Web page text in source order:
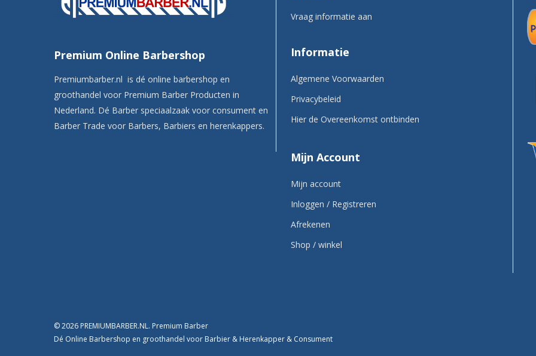
Premium Online Barbershop
Premiumbarber.nl is dé online barbershop en
groothandel voor Premium Barber Producten in
Nederland. Dé Barber speciaalzaak voor consument en
Barber Trade voor Barbers, Barbiers en herenkappers.
Vraag informatie aan
Informatie
Algemene Voorwaarden
Privacybeleid
Hier de Overeenkomst ontbinden
Mijn Account
Mijn account
Inloggen / Registreren
Afrekenen
Shop / winkel
© 2026 PREMIUMBARBER.NL. Premium Barber
Dé Online Barbershop en groothandel voor Barbier & Herenkapper & Consument